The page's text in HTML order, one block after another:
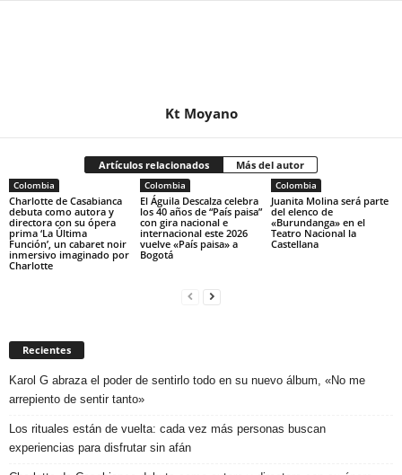
Kt Moyano
Artículos relacionados Más del autor
Colombia
Charlotte de Casabianca
debuta como autora y
directora con su ópera
prima ‘La Última
Función’, un cabaret noir
inmersivo imaginado por
Charlotte
Colombia
El Águila Descalza celebra
los 40 años de “País paisa”
con gira nacional e
internacional este 2026
vuelve «País paisa» a
Bogotá
Colombia
Juanita Molina será parte
del elenco de
«Burundanga» en el
Teatro Nacional la
Castellana
Recientes
Karol G abraza el poder de sentirlo todo en su nuevo álbum, «No me
arrepiento de sentir tanto»
Los rituales están de vuelta: cada vez más personas buscan
experiencias para disfrutar sin afán